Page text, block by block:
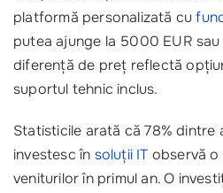
platformă personalizată cu
putea ajunge la 5000 EUR
diferență de preț reflectă
suportul tehnic inclus.
Statisticile arată că 78% dintre
investesc în soluții IT observă o
veniturilor în primul an. O